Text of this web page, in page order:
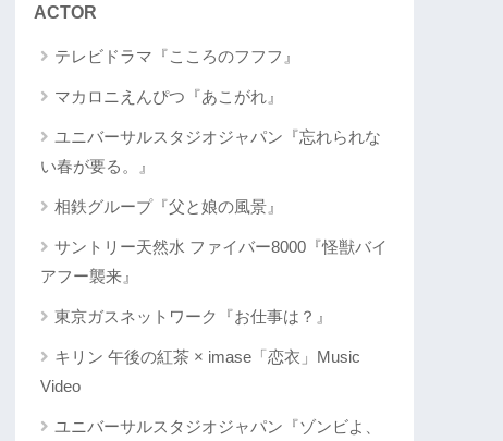
ACTOR
テレビドラマ『こころのフフフ』
マカロニえんぴつ『あこがれ』
ユニバーサルスタジオジャパン『忘れられな
い春が要る。』
相鉄グループ『父と娘の風景』
サントリー天然水 ファイバー8000『怪獣バイ
アフー襲来』
東京ガスネットワーク『お仕事は？』
キリン 午後の紅茶 × imase「恋衣」Music
Video
ユニバーサルスタジオジャパン『ゾンビよ、